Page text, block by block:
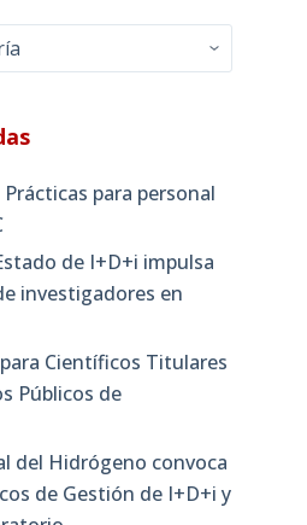
para personal
de I+D+i impulsa
investigadores en
Científicos Titulares
Públicos de
del Hidrógeno convoca
de Gestión de I+D+i y